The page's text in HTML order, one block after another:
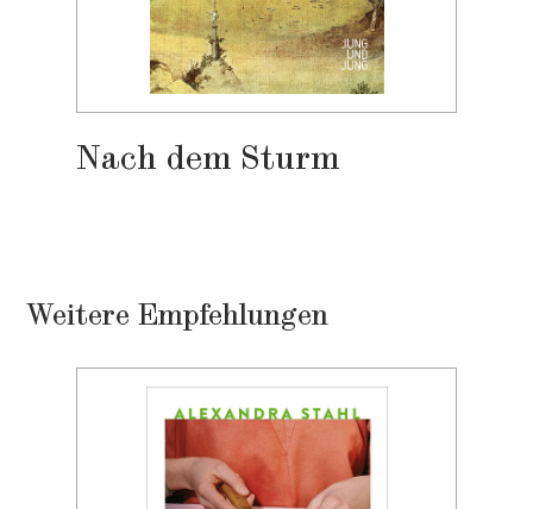
Nach dem Sturm
Weitere Empfehlungen